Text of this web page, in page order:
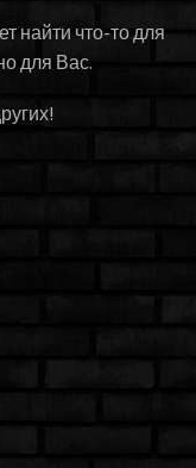
найти что-то для
для Вас.